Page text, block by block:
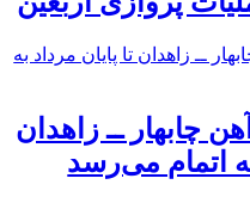
چابهار ــ زاهدان
به اتمام می‌رسد